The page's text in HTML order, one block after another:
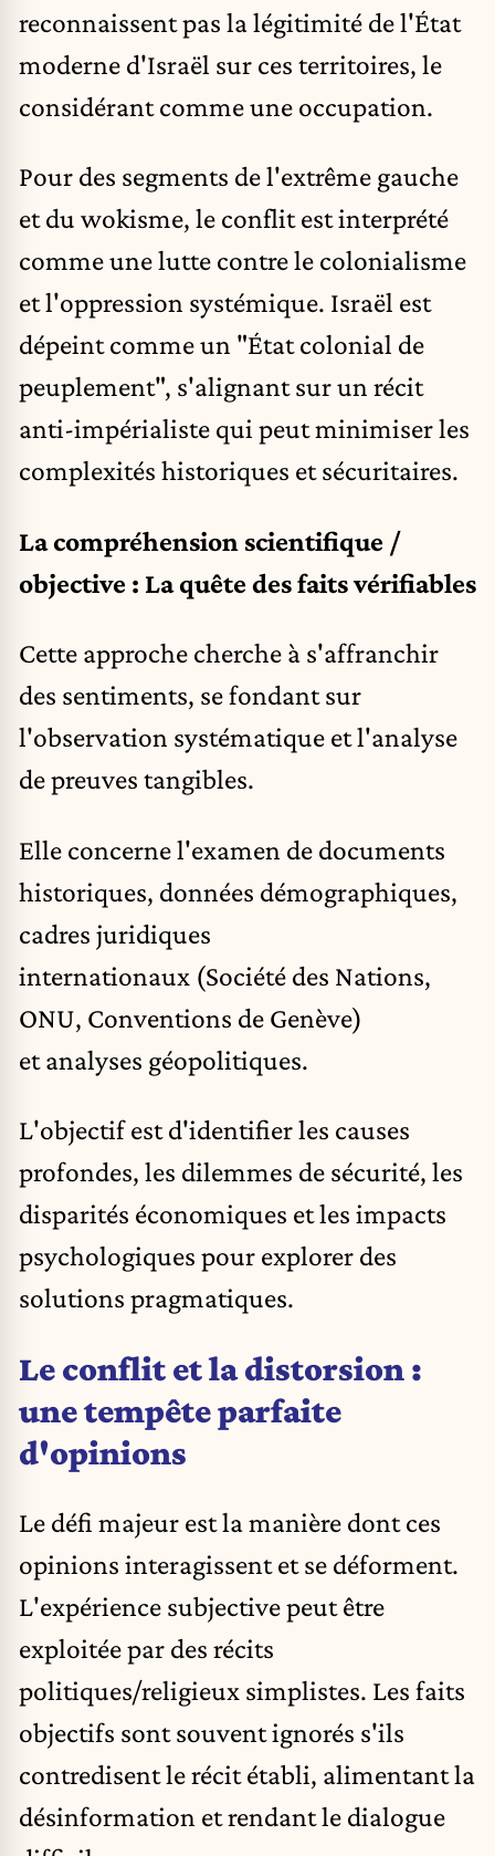
reconnaissent pas la légitimité de l'État
moderne d'Israël sur ces territoires, le
considérant comme une occupation.
Pour des segments de l'extrême gauche
et du wokisme, le conflit est interprété
comme une lutte contre le colonialisme
et l'oppression systémique. Israël est
dépeint comme un "État colonial de
peuplement", s'alignant sur un récit
anti-impérialiste qui peut minimiser les
complexités historiques et sécuritaires.
La compréhension scientifique /
objective : La quête des faits vérifiables
Cette approche cherche à s'affranchir
des sentiments, se fondant sur
l'observation systématique et l'analyse
de preuves tangibles.
Elle concerne l'examen de documents
historiques, données démographiques,
cadres juridiques
internationaux (Société des Nations,
ONU, Conventions de Genève)
et analyses géopolitiques.
L'objectif est d'identifier les causes
profondes, les dilemmes de sécurité, les
disparités économiques et les impacts
psychologiques pour explorer des
solutions pragmatiques.
Le conflit et la distorsion :
une tempête parfaite
d'opinions
Le défi majeur est la manière dont ces
opinions interagissent et se déforment.
L'expérience subjective peut être
exploitée par des récits
politiques/religieux simplistes. Les faits
objectifs sont souvent ignorés s'ils
contredisent le récit établi, alimentant la
désinformation et rendant le dialogue